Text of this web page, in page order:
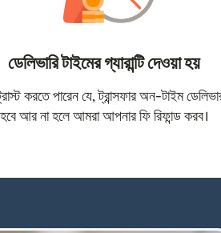
ডেলিভারি টাইমের গ্যারান্টি দেওয়া হয়
করতে পারেন যে, ট্রান্সফার অন-টাইম
হবে আর না হলে আমরা আপনার ফি রিফান্ড করব।